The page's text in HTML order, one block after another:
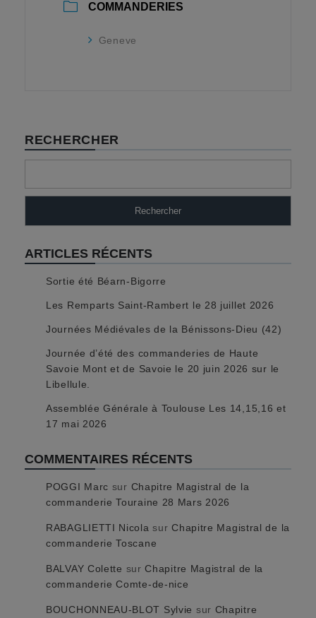
COMMANDERIES
Geneve
RECHERCHER
Rechercher
ARTICLES RÉCENTS
Sortie été Béarn-Bigorre
Les Remparts Saint-Rambert le 28 juillet 2026
Journées Médiévales de la Bénissons-Dieu (42)
Journée d’été des commanderies de Haute
Savoie Mont et de Savoie le 20 juin 2026 sur le
Libellule.
Assemblée Générale à Toulouse Les 14,15,16 et
17 mai 2026
COMMENTAIRES RÉCENTS
POGGI Marc sur Chapitre Magistral de la
commanderie Touraine 28 Mars 2026
RABAGLIETTI Nicola surChapitre Magistral de la
commanderie Toscane
BALVAY Colette surChapitre Magistral de la
commanderie Comte-de-nice
BOUCHONNEAU-BLOT Sylvie sur Chapitre